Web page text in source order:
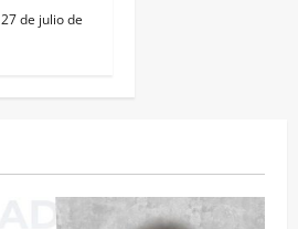
27 de julio de